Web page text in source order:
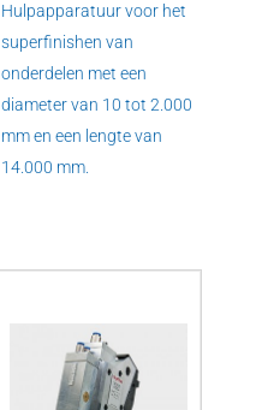
Hulpapparatuur voor het
superfinishen van
onderdelen met een
diameter van 10 tot 2.000
mm en een lengte van
14.000 mm.